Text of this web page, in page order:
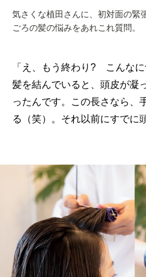
気さくな植田さんに、初対面の緊
ごろの髪の悩みをあれこれ質問。
「え、もう終わり? こんな
髪を結んでいると、頭皮が凝
ったんです。この長さなら、
る（笑）。それ以前にすでに